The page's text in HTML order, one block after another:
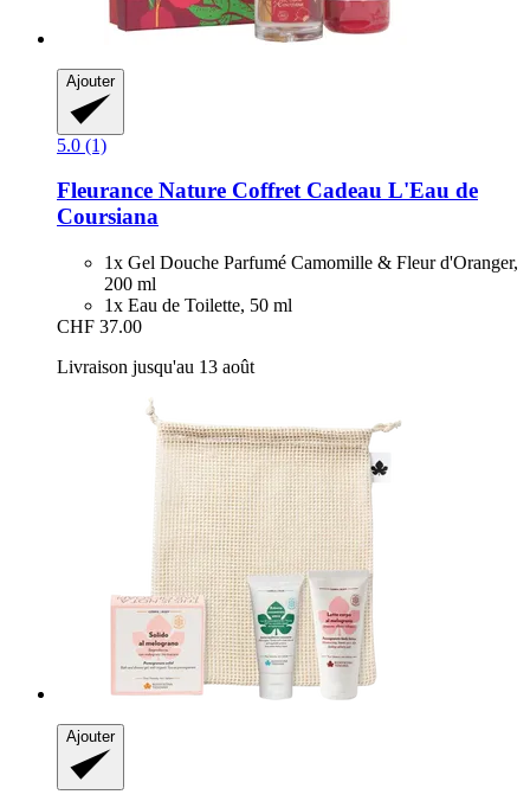
Ajouter
5.0 (1)
Fleurance Nature Coffret Cadeau L'Eau de
Coursiana
1x Gel Douche Parfumé Camomille & Fleur d'Oranger,
200 ml
1x Eau de Toilette, 50 ml
CHF 37.00
Livraison jusqu'au 13 août
Ajouter